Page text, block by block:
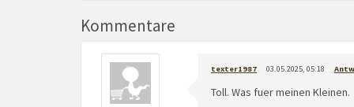
Kommentare
texter1987 03.05.2025, 05:18
Toll. Was fuer meinen Kleinen.